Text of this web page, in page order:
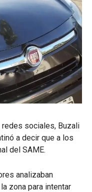
sociales, Buzali
a decir que a los
del SAME.
analizaban
zona para intentar